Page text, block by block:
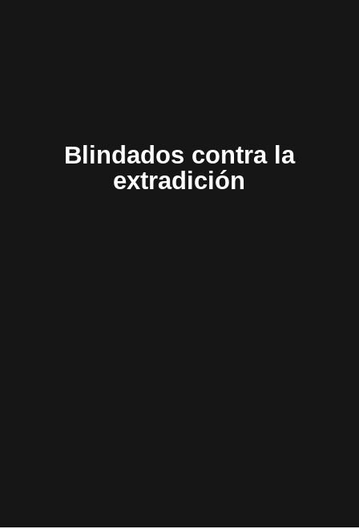
Blindados contra la
extradición